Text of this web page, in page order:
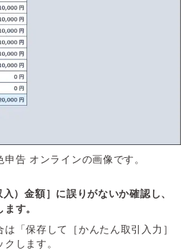
告 オンラインの画像です。
）金額］に誤りがないか確認し、
す。
「保存して［かんたん取引入力］
します。